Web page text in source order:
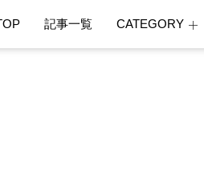
記事一覧 CATEGORY